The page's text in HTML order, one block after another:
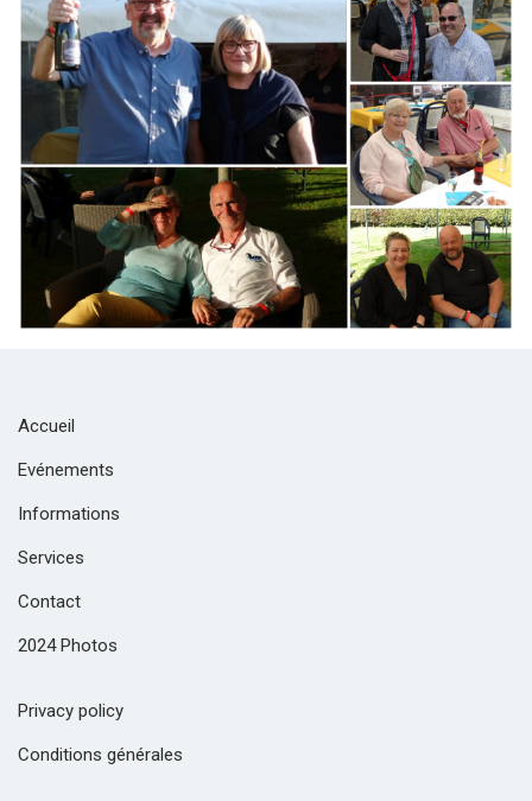
Accueil
Evénements
Informations
Services
Contact
2024 Photos
Privacy policy
Conditions générales